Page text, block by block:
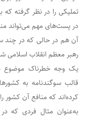
تملیکی را در نظر گرفته که
در پست‌های مهم می‌تواند
آن هم در حالی که در چند
رهبر معظم انقلاب
یک وجه خطرناک موضوع
قالب سوگندنامه به
کرده‌اند که منافع آن کشور
به‌عنوان مثال فردی که